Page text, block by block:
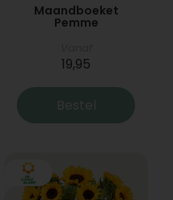
Maandboeket
Pemme
19,95
Bestel